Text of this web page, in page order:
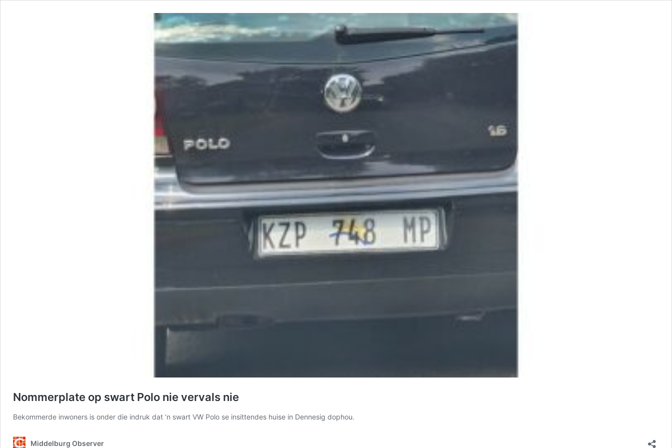
Nommerplate op swart Polo nie vervals nie
Bekommerde inwoners is onder die indruk dat ’n swart VW Polo se insittendes huise in Dennesig dophou.
Middelburg Observer